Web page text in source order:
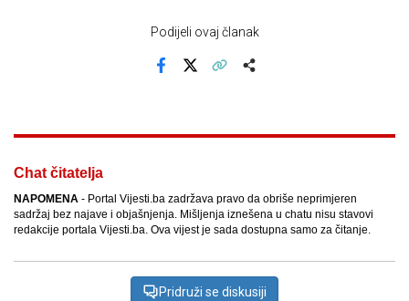
Podijeli ovaj članak
Chat čitatelja
NAPOMENA - Portal Vijesti.ba zadržava pravo da obriše neprimjeren
sadržaj bez najave i objašnjenja. Mišljenja iznešena u chatu nisu stavovi
redakcije portala Vijesti.ba. Ova vijest je sada dostupna samo za čitanje.
Pridruži se diskusiji